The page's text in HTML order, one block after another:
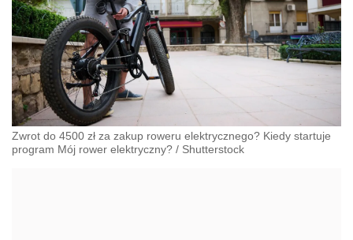
Zwrot do 4500 zł za zakup roweru elektrycznego? Kiedy startuje
program Mój rower elektryczny? / Shutterstock